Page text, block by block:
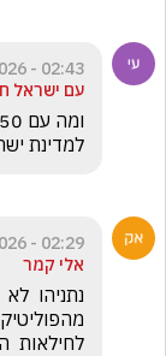
02:43 - 04.05.2026
עם ישראל
למדינת
02:29 - 04.05.2026
אלי קמר
לחילאות